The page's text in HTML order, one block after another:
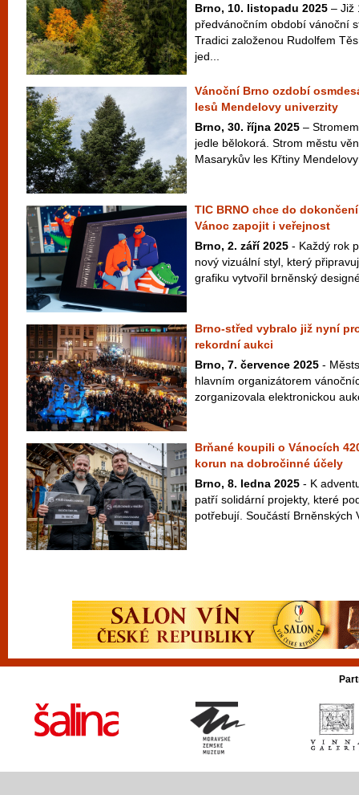
Brno, 10. listopadu 2025 – Již
předvánočním období vánoční
Tradici založenou Rudolfem
jed...
Vánoční Brno ozdobí
lesů Mendelovy univerzity
Brno, 30. října 2025 –
jedle bělokorá. Strom městu
Masarykův les Křtiny
TIC BRNO chce do
Vánoc zapojit i veřejnost
Brno, 2. září 2025 - Každý rok
nový vizuální styl, který
grafiku vytvořil brněnský
Brno-střed vybralo již nyní
rekordní aukci
Brno, 7. července 2025 -
hlavním organizátorem
zorganizovala elektronickou
Brňané koupili o Vánocích
korun na dobročinné účely
Brno, 8. ledna 2025 - K
patří solidární projekty, které
potřebují. Součástí Brněnských